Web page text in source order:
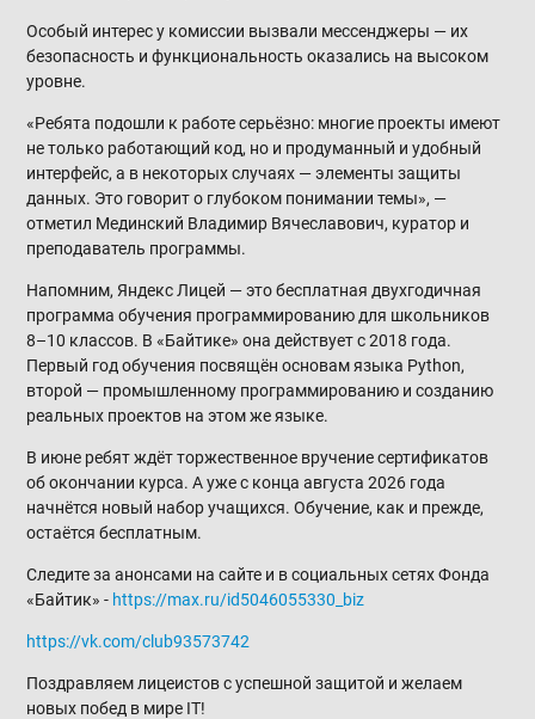
Особый интерес у комиссии вызвали мессенджеры — их
безопасность и функциональность оказались на высоком
уровне.
«Ребята подошли к работе серьёзно: многие проекты имеют
не только работающий код, но и продуманный и удобный
интерфейс, а в некоторых случаях — элементы защиты
данных. Это говорит о глубоком понимании темы», —
отметил Мединский Владимир Вячеславович, куратор и
преподаватель программы.
Напомним, Яндекс Лицей — это бесплатная двухгодичная
программа обучения программированию для школьников
8–10 классов. В «Байтике» она действует с 2018 года.
Первый год обучения посвящён основам языка Python,
второй — промышленному программированию и созданию
реальных проектов на этом же языке.
В июне ребят ждёт торжественное вручение сертификатов
об окончании курса. А уже с конца августа 2026 года
начнётся новый набор учащихся. Обучение, как и прежде,
остаётся бесплатным.
Следите за анонсами на сайте и в социальных сетях Фонда
«Байтик» - https://max.ru/id5046055330_biz
https://vk.com/club93573742
Поздравляем лицеистов с успешной защитой и желаем
новых побед в мире IT!